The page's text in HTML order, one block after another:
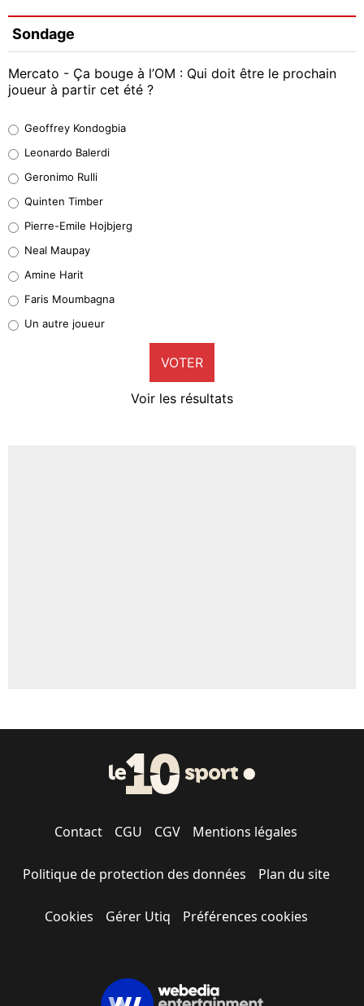
Sondage
Mercato - Ça bouge à l’OM : Qui doit être le prochain
joueur à partir cet été ?
37%
32%
5%
1%
9%
Geoffrey Kondogbia
Leonardo Balerdi
Geronimo Rulli
Quinten Timber
Pierre-Emile Hojbjerg
Neal Maupay
Amine Harit
Faris Moumbagna
Un autre joueur
VOTER
Voir les résultats
Contact CGU CGV Mentions légales
Politique de protection des données Plan du site
Cookies Gérer Utiq Préférences cookies